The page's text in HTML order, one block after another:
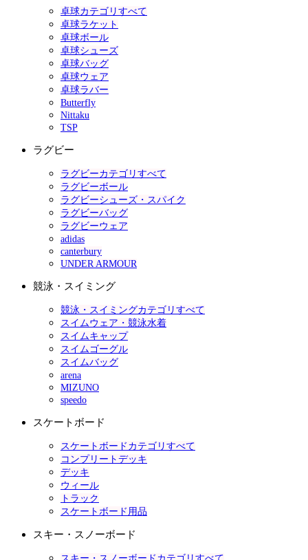
卓球カテゴリすべて
卓球ラケット
卓球ボール
卓球シューズ
卓球バッグ
卓球ウェア
卓球ラバー
Butterfly
Nittaku
TSP
ラグビー
ラグビーカテゴリすべて
ラグビーボール
ラグビーシューズ・スパイク
ラグビーバッグ
ラグビーウェア
adidas
canterbury
UNDER ARMOUR
競泳・スイミング
競泳・スイミングカテゴリすべて
スイムウェア・競泳水着
スイムキャップ
スイムゴーグル
スイムバッグ
arena
MIZUNO
speedo
スケートボード
スケートボードカテゴリすべて
コンプリートデッキ
デッキ
ウィール
トラック
スケートボード用品
スキー・スノーボード